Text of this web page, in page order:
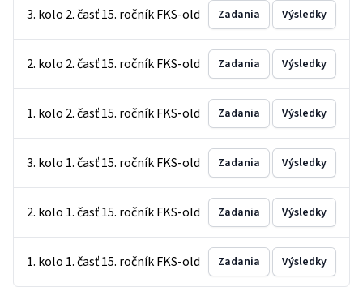
3. kolo 2. časť 15. ročník FKS-old Zadania Výsledky
2. kolo 2. časť 15. ročník FKS-old Zadania Výsledky
1. kolo 2. časť 15. ročník FKS-old Zadania Výsledky
3. kolo 1. časť 15. ročník FKS-old Zadania Výsledky
2. kolo 1. časť 15. ročník FKS-old Zadania Výsledky
1. kolo 1. časť 15. ročník FKS-old Zadania Výsledky